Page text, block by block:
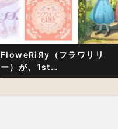
FloweRiЯy（フラワリリ
ー）が、1st
Album『FloweRiЯy』を9